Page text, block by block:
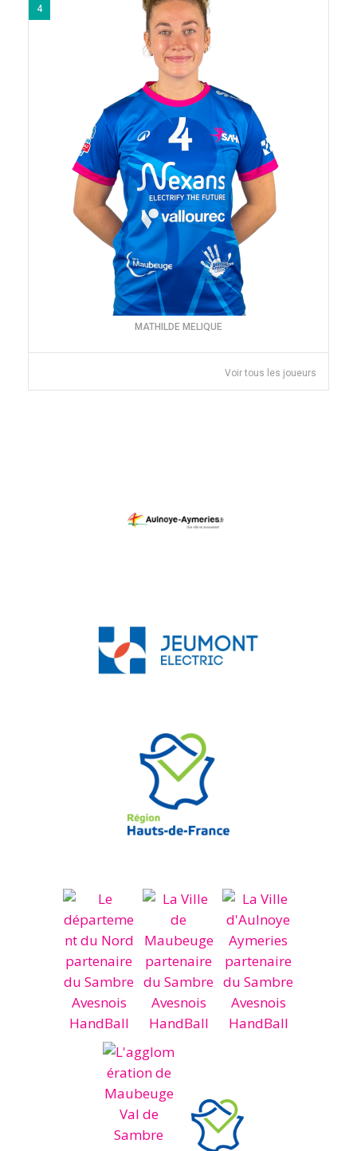
4
MATHILDE MELIQUE
Voir tous les joueurs